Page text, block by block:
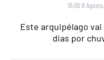
16:00 8
Este arquipélago
dias por